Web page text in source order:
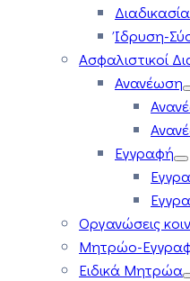
Ίδρυση-
Ασφαλιστικοί
Ανανέωση
Εγγραφή
Οργανώσεις
Μητρώο-
Ειδικά Μητρώα